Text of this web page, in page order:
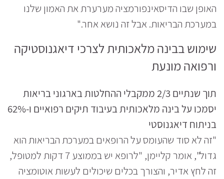
האופן שבו הדיסאינפורמציה מערערת את האמון שלנו
במערכת הבריאות. אבל זה נושא אחר."
שימוש בבינה מלאכותית לצרכי דיאגנוסטיקה
ורפואה מונעת
תוך שנתיים 2/3 ממקבלי ההחלטות בארגוני בריאות
יסמכו על בינה מלאכותית בעיבוד תיקים רפואיים ו-62%
בניתוח דיאגנוסטי
"זה לא סוד שהעומס על הרופאים במערכת הבריאות הוא
גדול", אומר קליימן, "לרופא יש בממוצע 7 דקות למטופל,
זה לחץ אדיר, והצורך בכלים שיכולים לעשות אוטומציה